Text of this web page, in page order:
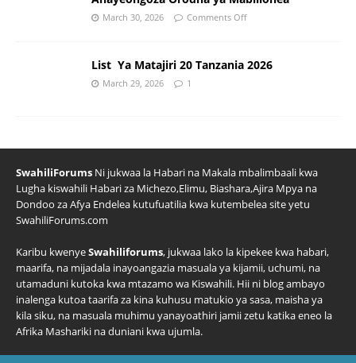
March 30, 2026 Comments Off
List Ya Matajiri 20 Tanzania 2026
March 29, 2026 1
SwahiliForums Ni jukwaa la Habari na Makala mbalimbaali kwa
Lugha kiswahili Habari za Michezo,Elimu, Biashara,Ajira Mpya na
Dondoo za Afya Endelea kutufuatilia kwa kutembelea site yetu
SwahiliForums.com
Karibu kwenyeSwahiliforums, jukwaa lako la kipekee kwa habari,
maarifa, na mijadala inayoangazia masuala ya kijamii, uchumi, na
utamaduni kutoka kwa mtazamo wa Kiswahili. Hii ni blog ambayo
inalenga kutoa taarifa za kina kuhusu matukio ya sasa, maisha ya
kila siku, na masuala muhimu yanayoathiri jamii zetu katika eneo la
Afrika Mashariki na duniani kwa ujumla.